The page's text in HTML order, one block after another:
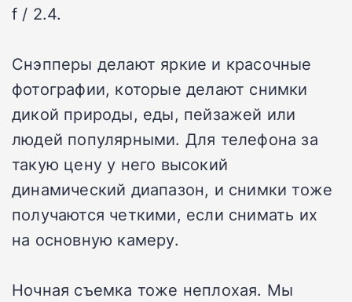
f / 2.4.
Снэпперы делают яркие и красочные
фотографии, которые делают снимки
дикой природы, еды, пейзажей или
людей популярными. Для телефона за
такую цену у него высокий
динамический диапазон, и снимки тоже
получаются четкими, если снимать их
на основную камеру.
Ночная съемка тоже неплохая. Мы